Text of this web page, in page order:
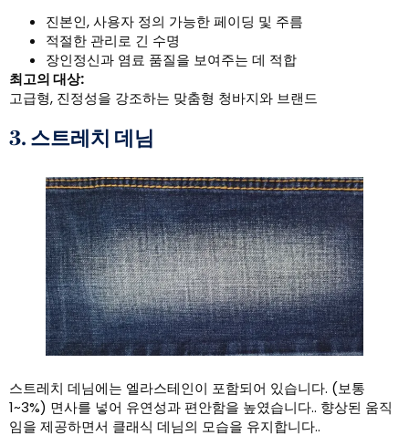
진본인, 사용자 정의 가능한 페이딩 및 주름
적절한 관리로 긴 수명
장인정신과 염료 품질을 보여주는 데 적합
최고의 대상:
고급형, 진정성을 강조하는 맞춤형 청바지와 브랜드
3. 스트레치 데님
스트레치 데님에는 엘라스테인이 포함되어 있습니다. (보통
1~3%) 면사를 넣어 유연성과 편안함을 높였습니다.. 향상된 움직
임을 제공하면서 클래식 데님의 모습을 유지합니다..